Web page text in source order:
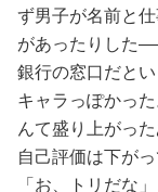
ず男子が名前と
があったりした
銀行の窓口だと
キャラっぽかっ
んて盛り上がっ
自己評価は下が
「お、トリだな